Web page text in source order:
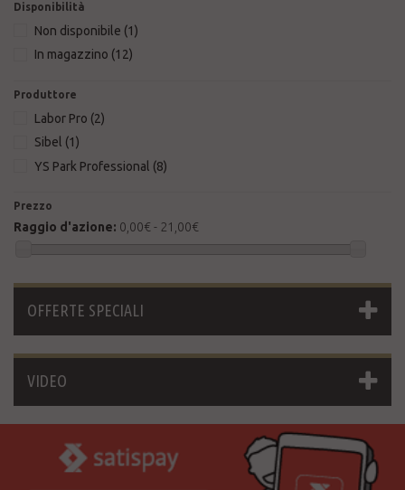
Disponibilità
Non disponibile (1)
In magazzino (12)
Produttore
Labor Pro (2)
Sibel (1)
YS Park Professional (8)
Prezzo
Raggio d'azione: 0,00€ - 21,00€
OFFERTE SPECIALI
VIDEO